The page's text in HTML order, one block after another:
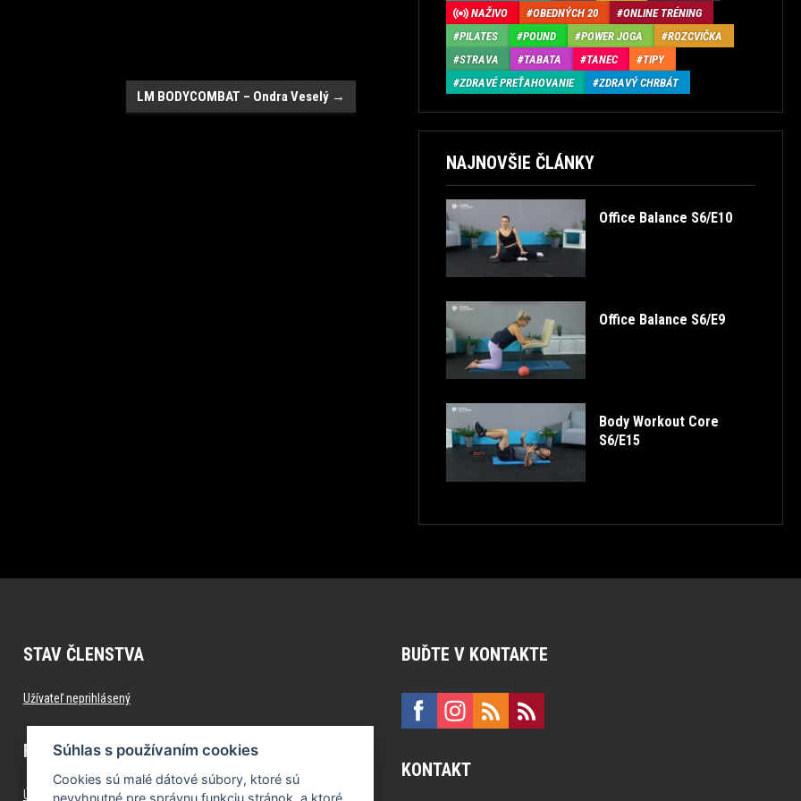
LM BODYCOMBAT – Ondra Veselý →
NAŽIVO
OBEDNÝCH 20
ONLINE TRÉNING
PILATES
POUND POWER JOGA
ROZCVIČKA
STRAVA
TABATA TANEC
TIPY
ZDRAVÉ PREŤAHOVANIE
ZDRAVÝ CHRBÁT
NAJNOVŠIE ČLÁNKY
Office Balance S6/E10
Office Balance S6/E9
Body Workout Core
S6/E15
STAV ČLENSTVA
Užívateľ neprihlásený
FITNESS.FORMFACTORY.SK
Úvod
BUĎTE V KONTAKTE
KONTAKT
Súhlas s používaním cookies
Cookies sú malé dátové súbory, ktoré sú
nevyhnutné pre správnu funkciu stránok, a ktoré